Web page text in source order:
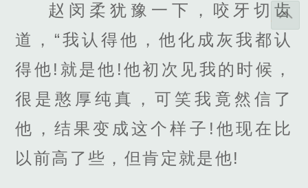
赵闵柔犹豫一下，咬牙切齿
道，“我认得他，他化成灰我都认
得他!就是他!他初次见我的时候，
很是憨厚纯真，可笑我竟然信了
他，结果变成这个样子!他现在比
以前高了些，但肯定就是他!